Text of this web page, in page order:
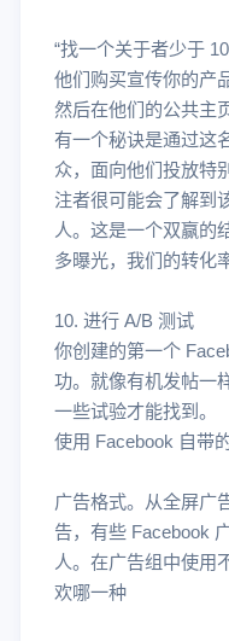
“找一个关于者少于
他们购买宣传你的产
然后在他们的公共主
有一个秘诀是通过这
众，面向他们投放特
注者很可能会了解到
人。这是一个双赢的
多曝光，我们的转化
10. 进行 A/B 测试
你创建的第一个
功。就像有机发帖一
一些试验才能找到。
使用 Facebook 自带
广告格式。从全屏广
告，有些 Facebook
人。在广告组中使用
欢哪一种